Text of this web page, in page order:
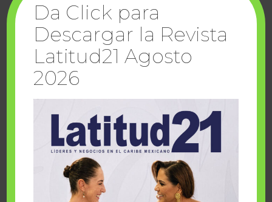
Cuando la solidaridad inspira; cumplen
sueños Fairmont Mayakoba y Make-A-Wish
Da Click para
Descargar la Revista
Latitud21 Agosto
2026